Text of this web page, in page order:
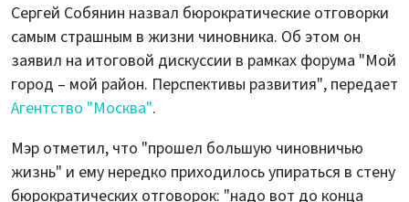
Сергей Собянин назвал бюрократические отговорки
самым страшным в жизни чиновника. Об этом он
заявил на итоговой дискуссии в рамках форума "Мой
город – мой район. Перспективы развития", передает
Агентство "Москва".
Мэр отметил, что "прошел большую чиновничью
жизнь" и ему нередко приходилось упираться в стену
бюрократических отговорок: "надо вот до конца